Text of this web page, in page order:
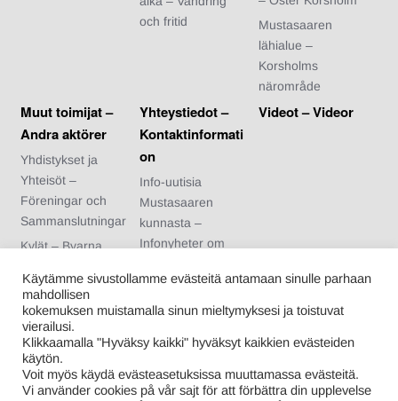
och fritid
Mustasaaren
lähialue –
Korsholms
närområde
Muut toimijat –
Andra aktörer
Yhdistykset ja
Yhteisöt –
Föreningar och
Sammanslutningar
Kylät – Byarna
Urheiluseurat –
Idrottsföreningar
Nuoriso- ja
kotiseutuyhdistykse
t – Ungdoms- och
hembygdsförening
ar
Yhteystiedot –
Kontaktinformati
on
Info-uutisia
Mustasaaren
kunnasta –
Infonyheter om
kommun
Arvonnan säännöt
tävlingen
Videot – Videor
Käytämme sivustollamme evästeitä antamaan sinulle parhaan
mahdollisen
kokemuksen muistamalla sinun mieltymyksesi ja toistuvat
vierailusi.
Klikkaamalla "Hyväksy kaikki" hyväksyt kaikkien evästeiden
käytön.
Voit myös käydä evästeasetuksissa muuttamassa evästeitä.
Vi använder cookies på vår sajt för att förbättra din upplevelse